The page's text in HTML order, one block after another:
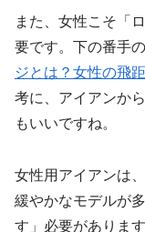
また、女性こそ「
要です。下の番手
ジとは？女性の飛
考に、アイアンか
もいいですね。
女性用アイアンは
緩やかなモデルが
す」必要がありま